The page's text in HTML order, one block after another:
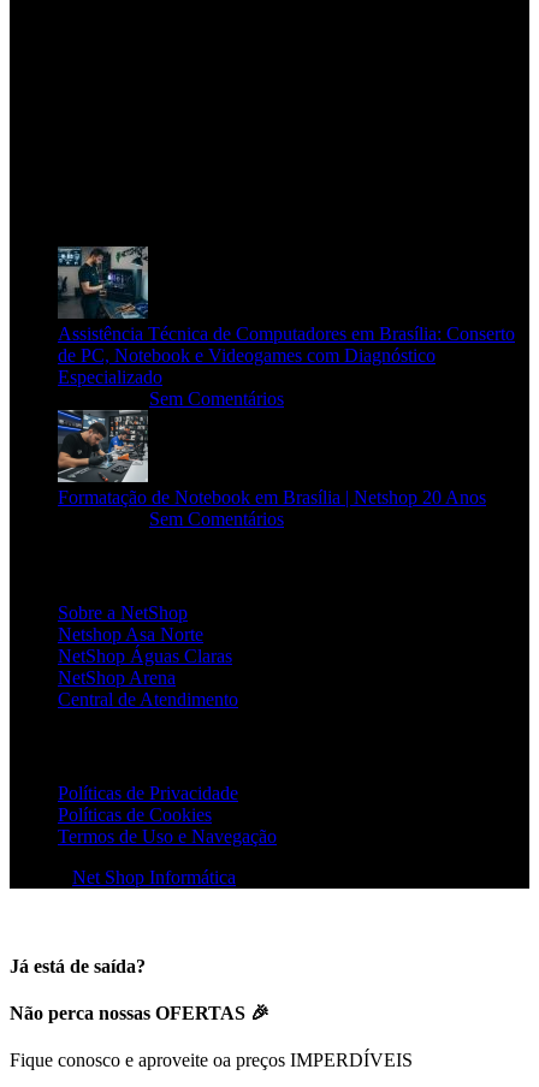
Assistência Técnica de Computadores em Brasília: Conserto
de PC, Notebook e Videogames com Diagnóstico
Especializado
Sem Comentários
Formatação de Notebook em Brasília | Netshop 20 Anos
Sem Comentários
Sobre a NetShop
Netshop Asa Norte
NetShop Águas Claras
NetShop Arena
Central de Atendimento
Políticas de Privacidade
Políticas de Cookies
Termos de Uso e Navegação
Net Shop Informática
Já está de saída?
Não perca nossas OFERTAS 🎉
Fique conosco e aproveite oa preços IMPERDÍVEIS